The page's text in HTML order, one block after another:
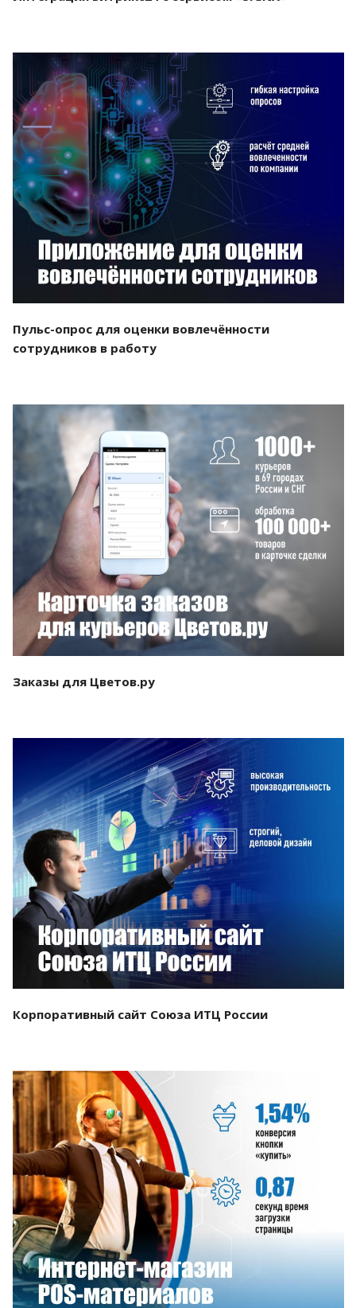
Смотреть проект
Пульс-опрос для оценки вовлечённости
сотрудников в работу
Смотреть проект
Заказы для Цветов.ру
Смотреть проект
Корпоративный сайт Союза ИТЦ России
Смотреть проект